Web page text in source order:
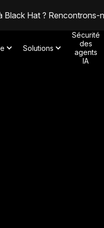
Black Hat ? Rencontrons-
Solutions
Sécurité
des
agents
IA